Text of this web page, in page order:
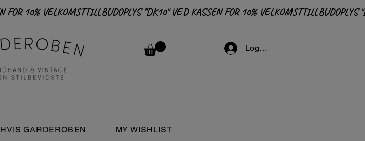
Logga in
HVIS GARDEROBEN MY WISHLIST